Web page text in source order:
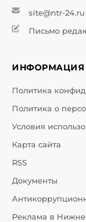
site@ntr-24.ru
Письмо
ИНФОРМАЦИЯ
Политика
Политика о
Условия
Карта сайта
RSS
Документы
Реклама в